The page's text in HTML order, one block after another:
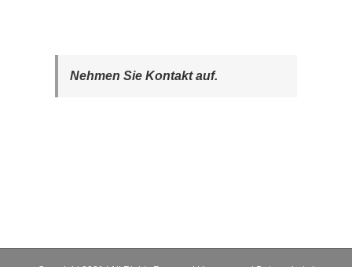
Nehmen Sie Kontakt auf.